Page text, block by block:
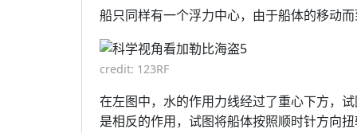
船只同样有一个浮力中心，由于船体的移动
credit: 123RF
在左图中，水的作用力线经过了重心下方，
是相反的作用，试图将船体按照顺时针方向